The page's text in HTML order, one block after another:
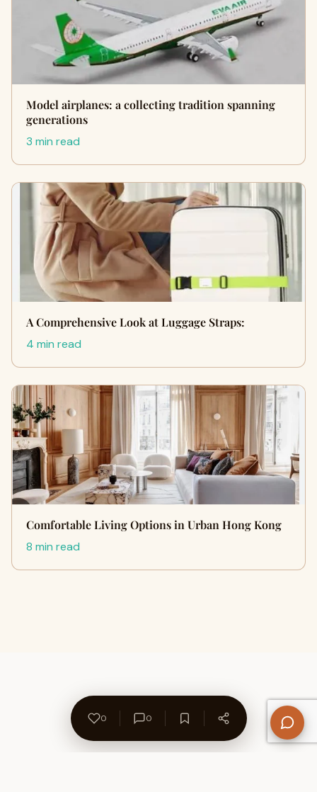
Model airplanes: a collecting tradition spanning
generations
3 min read
A Comprehensive Look at Luggage Straps:
4 min read
Comfortable Living Options in Urban Hong Kong
8 min read
0 0